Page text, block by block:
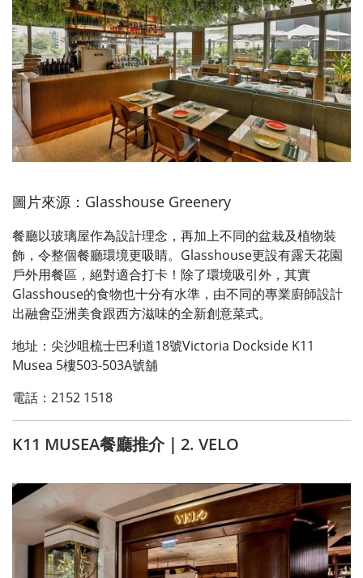
圖片來源：Glasshouse Greenery
餐廳以玻璃屋作為設計理念，再加上不同的盆栽及植物裝
飾，令整個餐廳環境更吸睛。Glasshouse更設有露天花園
戶外用餐區，絕對適合打卡！除了環境吸引外，其實
Glasshouse的食物也十分有水準，由不同的專業廚師設計
出融會亞洲美食跟西方滋味的全新創意菜式。
地址：尖沙咀梳士巴利道18號Victoria Dockside K11
Musea 5樓503-503A號舖
電話：2152 1518
K11 MUSEA餐廳推介｜2. VELO